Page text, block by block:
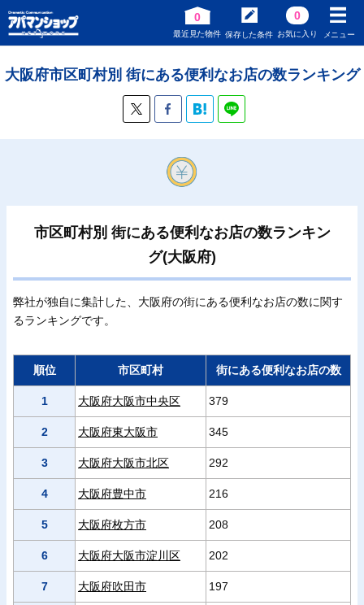
0
最近見た物件 保存した条件
0
お気に入り メニュー
大阪府市区町村別 街にある便利なお店の数ランキング
市区町村別 街にある便利なお店の数ランキン
グ(大阪府)
弊社が独自に集計した、大阪府の街にある便利なお店の数に関す
るランキングです。
順位 市区町村 街にある便利なお店の数
1 大阪府大阪市中央区 379
2 大阪府東大阪市 345
3 大阪府大阪市北区 292
4 大阪府豊中市 216
5 大阪府枚方市 208
6 大阪府大阪市淀川区 202
7 大阪府吹田市 197